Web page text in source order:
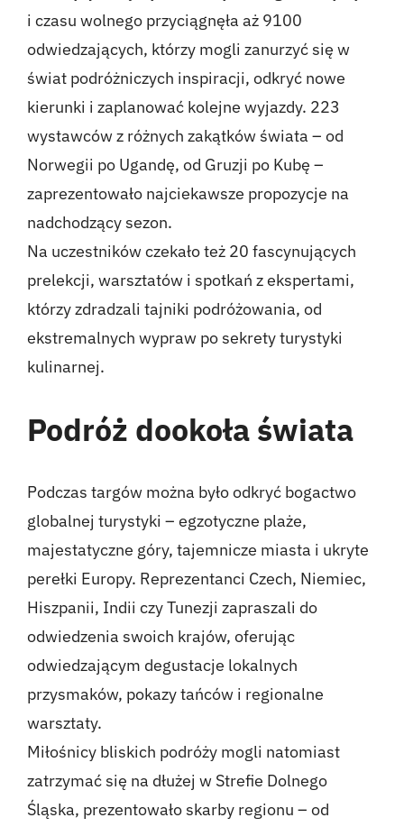
Kontakt
English
i czasu wolnego przyciągnęła aż 9100
odwiedzających, którzy mogli zanurzyć się w
świat podróżniczych inspiracji, odkryć nowe
kierunki i zaplanować kolejne wyjazdy. 223
wystawców z różnych zakątków świata – od
Norwegii po Ugandę, od Gruzji po Kubę –
zaprezentowało najciekawsze propozycje na
nadchodzący sezon.
Na uczestników czekało też 20 fascynujących
prelekcji, warsztatów i spotkań z ekspertami,
którzy zdradzali tajniki podróżowania, od
ekstremalnych wypraw po sekrety turystyki
kulinarnej.
Podróż dookoła świata
Podczas targów można było odkryć bogactwo
globalnej turystyki – egzotyczne plaże,
majestatyczne góry, tajemnicze miasta i ukryte
perełki Europy. Reprezentanci Czech, Niemiec,
Hiszpanii, Indii czy Tunezji zapraszali do
odwiedzenia swoich krajów, oferując
odwiedzającym degustacje lokalnych
przysmaków, pokazy tańców i regionalne
warsztaty.
Miłośnicy bliskich podróży mogli natomiast
zatrzymać się na dłużej w Strefie Dolnego
Śląska, prezentowało skarby regionu – od